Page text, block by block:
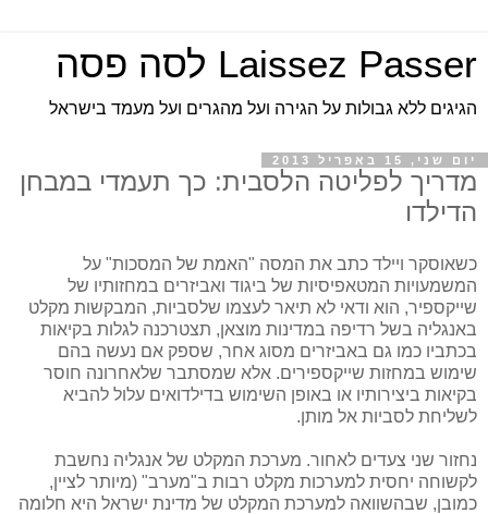
Laissez Passer לסה פסה
הגיגים ללא גבולות על הגירה ועל מהגרים ועל מעמד בישראל
יום שני, 15 באפריל 2013
מדריך לפליטה הלסבית: כך תעמדי במבחן
הדילדו
כשאוסקר ויילד כתב את המסה "האמת של המסכות" על
המשמעויות המטאפיסיות של ביגוד ואביזרים במחזותיו של
שייקספיר, הוא ודאי לא תיאר לעצמו שלסביות, המבקשות מקלט
באנגליה בשל רדיפה במדינות מוצאן, תצטרכנה לגלות בקיאות
בכתביו כמו גם באביזרים מסוג אחר, שספק אם נעשה בהם
שימוש במחזות שייקספירים. אלא שמסתבר שלאחרונה חוסר
בקיאות ביצירותיו או באופן השימוש בדילדואים עלול להביא
לשליחת לסביות אל מותן.
נחזור שני צעדים לאחור. מערכת המקלט של אנגליה נחשבת
לקשוחה יחסית למערכות מקלט רבות ב"מערב" (מיותר לציין,
כמובן, שבהשוואה למערכת המקלט של מדינת ישראל היא חלומה